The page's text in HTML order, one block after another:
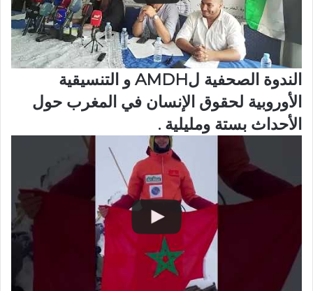
الندوة الصحفية لAMDH و التنسيقية
الأوروبية لحقوق الإنسان في المغرب حول
الأحداث بستة ومليلية .